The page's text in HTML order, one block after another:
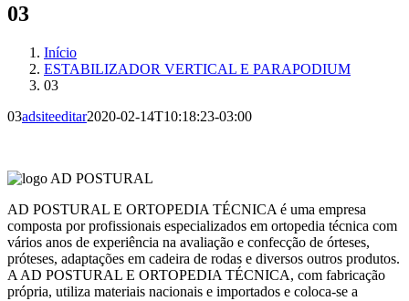
03
Início
ESTABILIZADOR VERTICAL E PARAPODIUM
03
03adsiteeditar2020-02-14T10:18:23-03:00
AD POSTURAL E ORTOPEDIA TÉCNICA é uma empresa
composta por profissionais especializados em ortopedia técnica com
vários anos de experiência na avaliação e confecção de órteses,
próteses, adaptações em cadeira de rodas e diversos outros produtos.
A AD POSTURAL E ORTOPEDIA TÉCNICA, com fabricação
própria, utiliza materiais nacionais e importados e coloca-se a